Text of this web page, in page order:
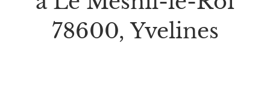
78600, Yvelines